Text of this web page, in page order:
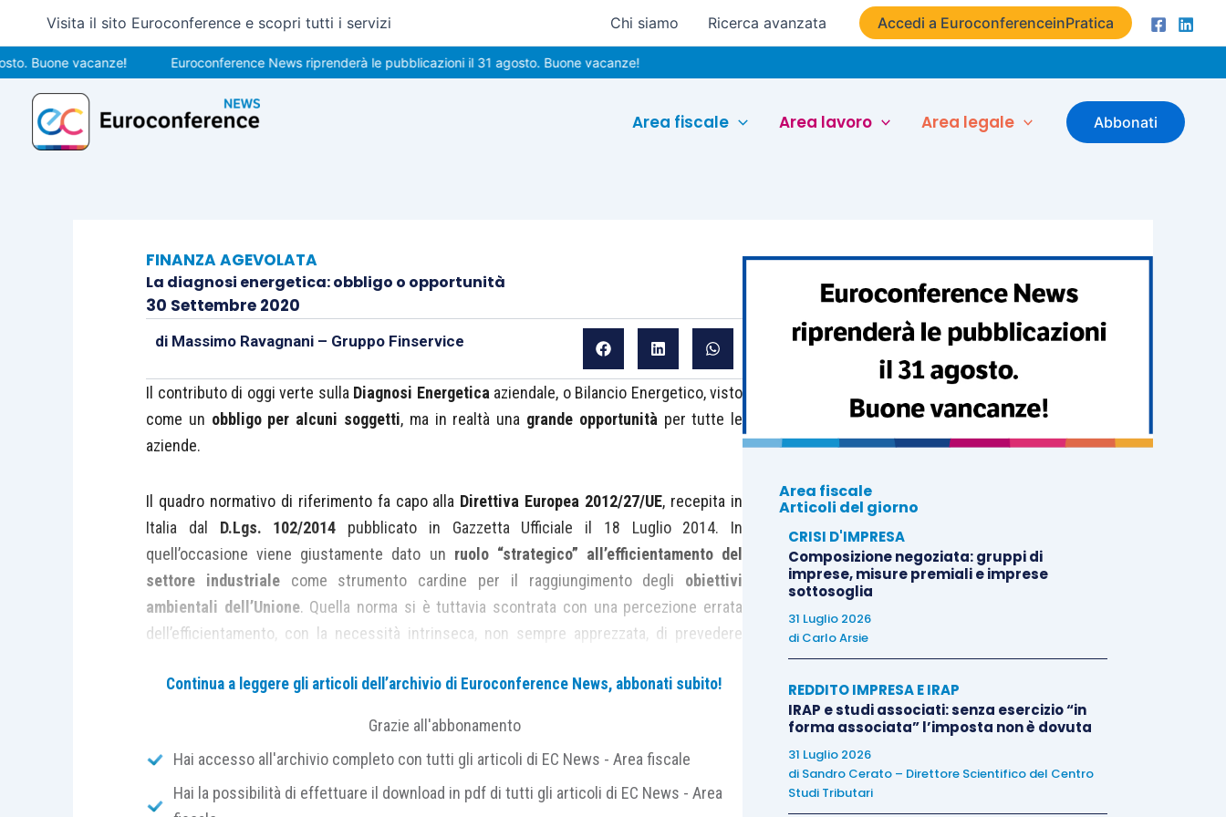
contenuto
Visita il sito Euroconference e scopri tutti i servizi Chi siamo Ricerca avanzata Accedi a EuroconferenceinPratica
vacanze! Euroconference News riprenderà le pubblicazioni il 31 agosto. Buone vacanze!
Area fiscale Area lavoro Area legale Abbonati
FINANZA AGEVOLATA
La diagnosi energetica: obbligo o opportunità
30 Settembre 2020
di Massimo Ravagnani – Gruppo Finservice
Il contributo di oggi verte sulla Diagnosi Energetica aziendale, o Bilancio Energetico, visto
come un obbligo per alcuni soggetti, ma in realtà una grande opportunità per tutte le
aziende.
Il quadro normativo di riferimento fa capo alla Direttiva Europea 2012/27/UE, recepita in
Italia dal D.Lgs. 102/2014 pubblicato in Gazzetta Ufficiale il 18 Luglio 2014. In
quell’occasione viene giustamente dato un ruolo “strategico” all’efficientamento del
settore industrialecome strumento cardine per il raggiungimento degli obiettivi
ambientali dell’Unione. Quella norma si è tuttavia scontrata con una percezione errata
dell’efficientamento, con la necessità intrinseca, non sempre apprezzata, di prevedere
articolo 8
Amministrazioni pubbliche riportate negli elenchi ISTAT e le aziende che adottano un
sistema di gestione dell’energia conforma alla norma UNI 50001.
Continua a leggere gli articoli dell’archivio di Euroconference News, abbonati subito!
Grazie all'abbonamento
Hai accesso all'archivio completo con tutti gli articoli di EC News - Area fiscale
Hai la possibilità di effettuare il download in pdf di tutti gli articoli di EC News - Area
Area fiscale
Articoli del giorno
CRISI D'IMPRESA
Composizione negoziata: gruppi di
imprese, misure premiali e imprese
sottosoglia
31 Luglio 2026
di Carlo Arsie
REDDITO IMPRESA E IRAP
IRAP e studi associati: senza esercizio “in
forma associata” l’imposta non è dovuta
31 Luglio 2026
di Sandro Cerato – Direttore Scientifico del Centro
Studi Tributari